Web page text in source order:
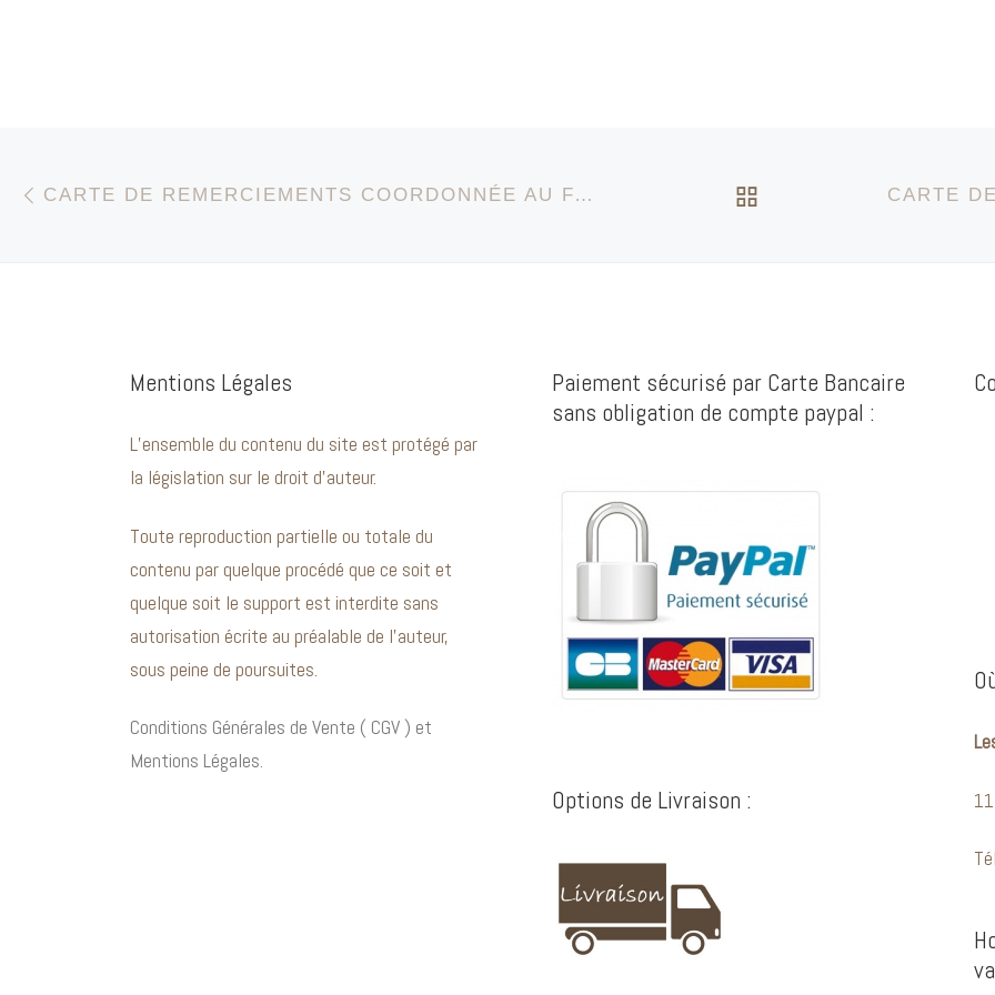
CARTE DE REMERCIEMENTS COORDONNÉE AU FAIRE-PART DE NAISSANCE SUR LE THÈME DE PETITS LAPINS RIGOLOS RETOUR À LA
Mentions Légales
L’ensemble du contenu du site est protégé par
la législation sur le droit d’auteur.
Toute reproduction partielle ou totale du
contenu par quelque procédé que ce soit et
quelque soit le support est interdite sans
autorisation écrite au préalable de l’auteur,
sous peine de poursuites.
Conditions Générales de Vente ( CGV ) et
Mentions Légales.
Paiement sécurisé par Carte Bancaire
sans obligation de compte paypal :
Options de Livraison :